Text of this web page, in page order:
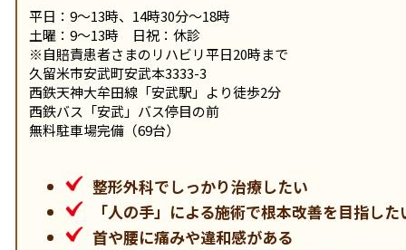
平日：9～13時、14時30分～18時
土曜：9～13時 日祝：休診
※自賠責患者さまのリハビリ平日20時まで
久留米市安武町安武本3333-3
西鉄天神大牟田線「安武駅」より徒歩2分
西鉄バス「安武」バス停目の前
無料駐車場完備（69台）
整形外科でしっかり治療したい
「人の手」による施術で根本改善を目指した
首や腰に痛みや違和感がある